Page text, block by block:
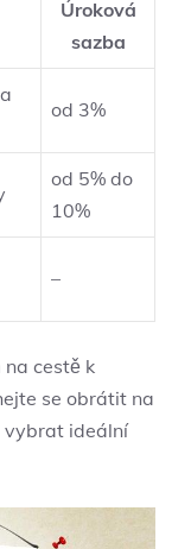
Úroková
sazba
od 3%
od 5% do
10%
–
cestě k
se obrátit na
vybrat ideální